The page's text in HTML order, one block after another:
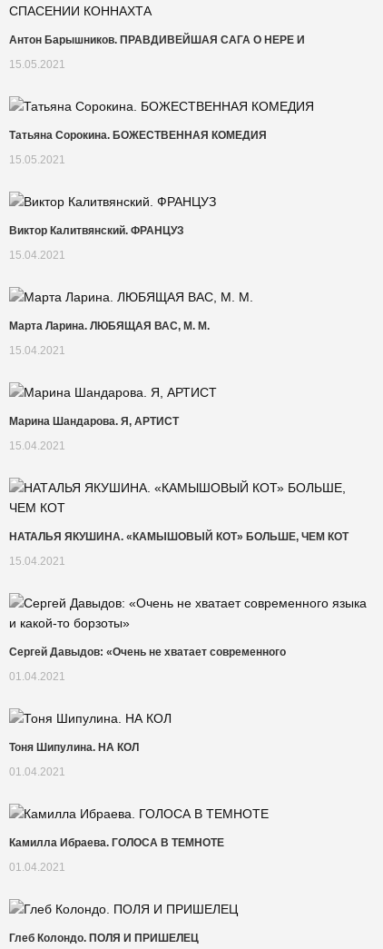
Антон Барышников. ПРАВДИВЕЙШАЯ САГА О НЕРЕ И
15.05.2021
Татьяна Сорокина. БОЖЕСТВЕННАЯ КОМЕДИЯ
15.05.2021
Виктор Калитвянский. ФРАНЦУЗ
15.04.2021
Марта Ларина. ЛЮБЯЩАЯ ВАС, М. М.
15.04.2021
Марина Шандарова. Я, АРТИСТ
15.04.2021
НАТАЛЬЯ ЯКУШИНА. «КАМЫШОВЫЙ КОТ» БОЛЬШЕ, ЧЕМ КОТ
15.04.2021
Сергей Давыдов: «Очень не хватает современного
01.04.2021
Тоня Шипулина. НА КОЛ
01.04.2021
Камилла Ибраева. ГОЛОСА В ТЕМНОТЕ
01.04.2021
Глеб Колондо. ПОЛЯ И ПРИШЕЛЕЦ